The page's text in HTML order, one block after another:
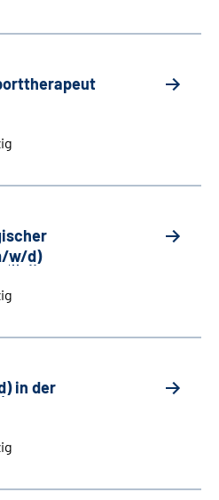
/w/d)
) in der